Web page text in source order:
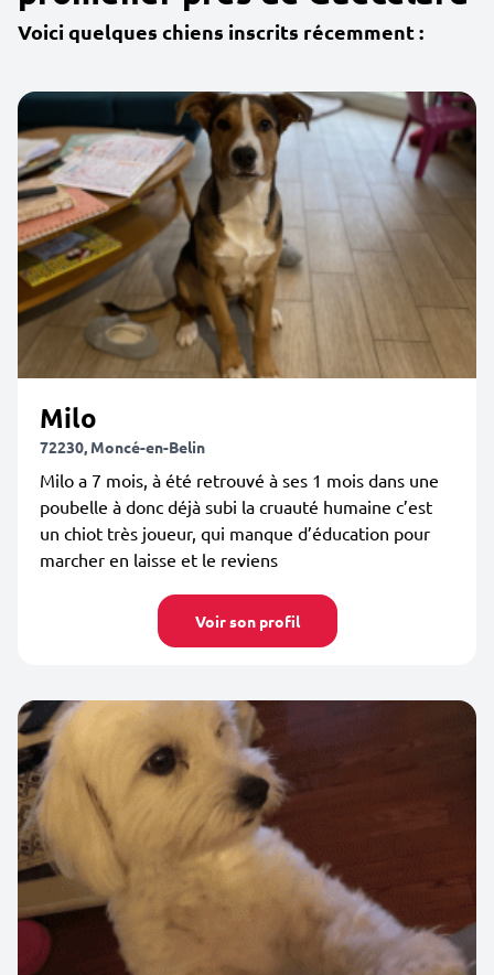
Voici quelques chiens inscrits récemment :
Milo
72230, Moncé-en-Belin
Milo a 7 mois, à été retrouvé à ses 1 mois dans une
poubelle à donc déjà subi la cruauté humaine c’est
un chiot très joueur, qui manque d’éducation pour
marcher en laisse et le reviens
Voir son profil